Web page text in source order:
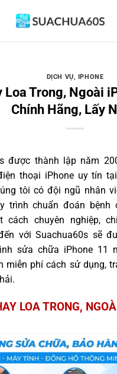
DỊCH VỤ, IPHONE
Loa Trong, Ngoài
Chính Hãng, Lấy
được thành lập năm
thoại iPhone uy tín
tôi có đội ngũ nhân
trình chuẩn đoán bệnh
cách chuyên nghiệp,
với Suachua60s sẽ
sửa chữa iPhone 11
miễn phí cách sử dụng,
LOA TRONG,